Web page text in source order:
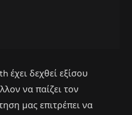
έχει δεχθεί εξίσου
να παίζει τον
μας επιτρέπει να